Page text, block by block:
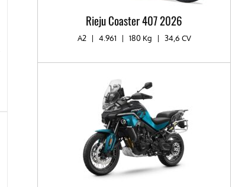
Rieju Coaster 407 2026
A2 | 4.961 | 180 Kg | 34,6 CV